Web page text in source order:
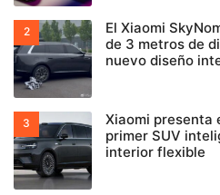
El Xiaomi
de 3 metros de
nuevo diseño
Xiaomi presenta
primer SUV
interior flexible